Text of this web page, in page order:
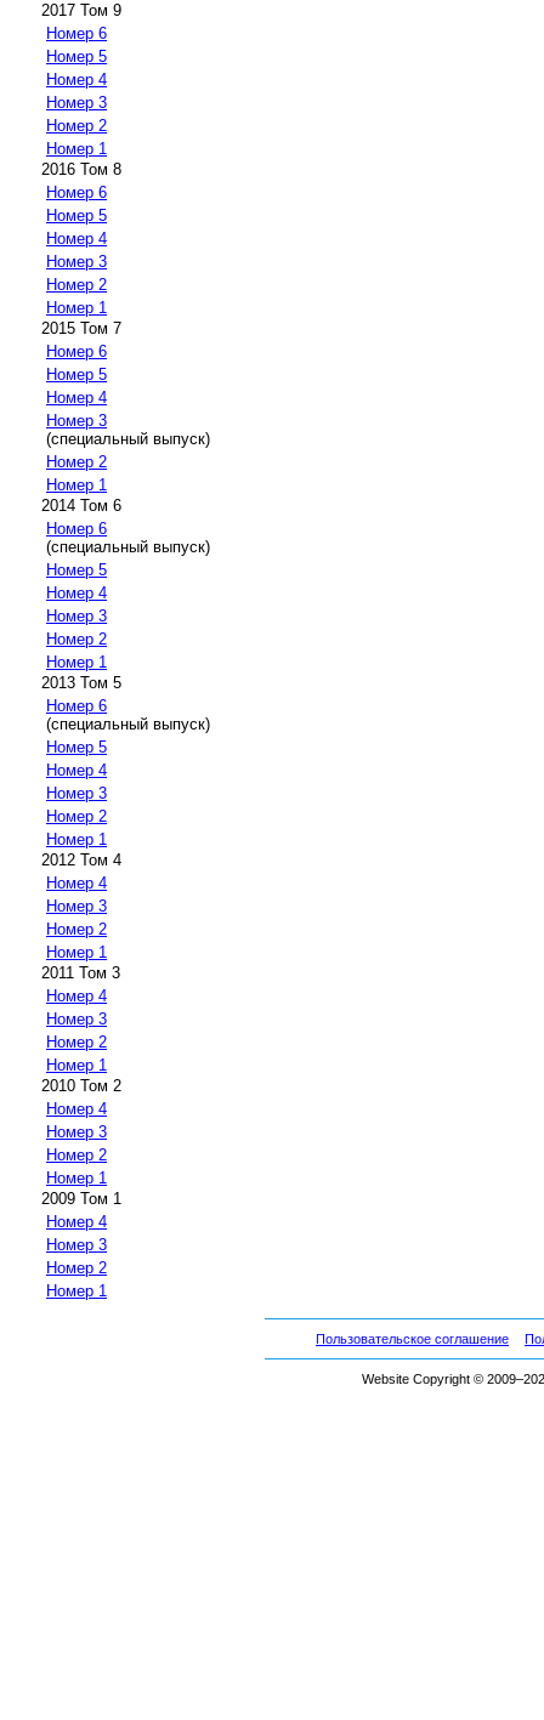
2017 Том 9
Номер 6
Номер 5
Номер 4
Номер 3
Номер 2
Номер 1
2016 Том 8
Номер 6
Номер 5
Номер 4
Номер 3
Номер 2
Номер 1
2015 Том 7
Номер 6
Номер 5
Номер 4
Номер 3
(специальный выпуск)
Номер 2
Номер 1
2014 Том 6
Номер 6
(специальный выпуск)
Номер 5
Номер 4
Номер 3
Номер 2
Номер 1
2013 Том 5
Номер 6
(специальный выпуск)
Номер 5
Номер 4
Номер 3
Номер 2
Номер 1
2012 Том 4
Номер 4
Номер 3
Номер 2
Номер 1
2011 Том 3
Номер 4
Номер 3
Номер 2
Номер 1
2010 Том 2
Номер 4
Номер 3
Номер 2
Номер 1
2009 Том 1
Номер 4
Номер 3
Номер 2
Номер 1
Пользовательское соглашение
Website Copyright ©